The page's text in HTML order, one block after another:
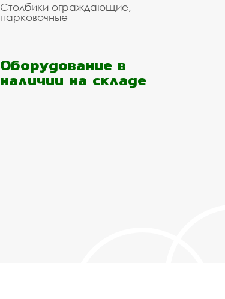
Столбики ограждающие,
парковочные
Оборудование в
наличии на складе